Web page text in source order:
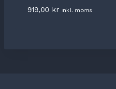
919,00 kr inkl. moms